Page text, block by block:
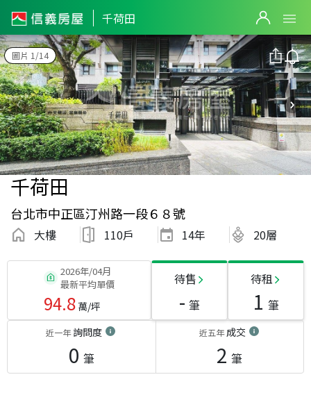
千荷田
圖片 1/14
千荷田
台北市中正區汀州路一段６８號
大樓 110戶 14年 20層
2026年/04月
最新平均單價
94.8萬/坪
待售
- 筆
待租
1 筆
近一年詢問度
0 筆
近五年成交
2 筆